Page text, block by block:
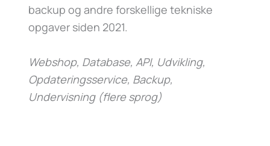
backup og andre forskellige tekniske
opgaver siden 2021.
Webshop, Database, API, Udvikling,
Opdateringsservice, Backup,
Undervisning (flere sprog)